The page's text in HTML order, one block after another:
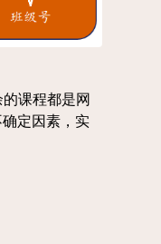
课程都是网
定因素，实